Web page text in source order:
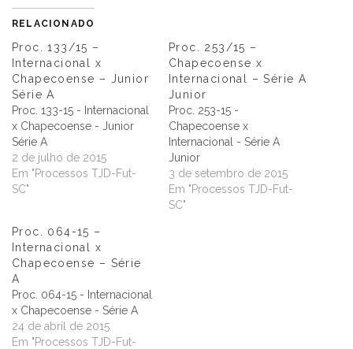
RELACIONADO
Proc. 133/15 –
Internacional x
Chapecoense – Junior
Série A
Proc. 133-15 - Internacional
x Chapecoense - Junior
Série A
2 de julho de 2015
Em "Processos TJD-Fut-
SC"
Proc. 253/15 –
Chapecoense x
Internacional – Série A
Junior
Proc. 253-15 -
Chapecoense x
Internacional - Série A
Junior
3 de setembro de 2015
Em "Processos TJD-Fut-
SC"
Proc. 064-15 –
Internacional x
Chapecoense – Série
A
Proc. 064-15 - Internacional
x Chapecoense - Série A
24 de abril de 2015
Em "Processos TJD-Fut-